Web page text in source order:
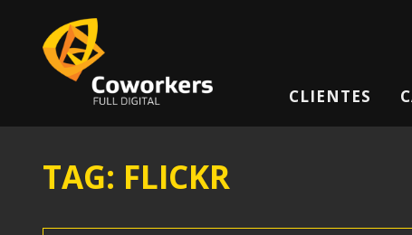
CLIENTES
TAG: FLICKR